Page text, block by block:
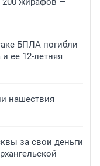
БПЛА погибли
ее 12-летняя
нашествия
за свои деньги